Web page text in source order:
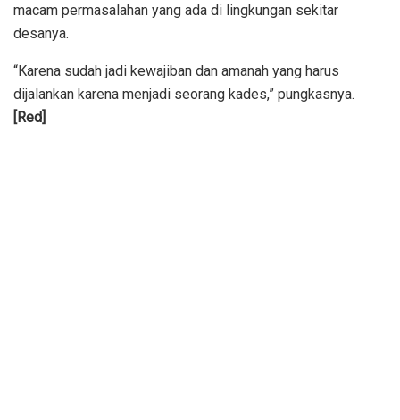
macam permasalahan yang ada di lingkungan sekitar
desanya.
“Karena sudah jadi kewajiban dan amanah yang harus
dijalankan karena menjadi seorang kades,” pungkasnya.
[Red]